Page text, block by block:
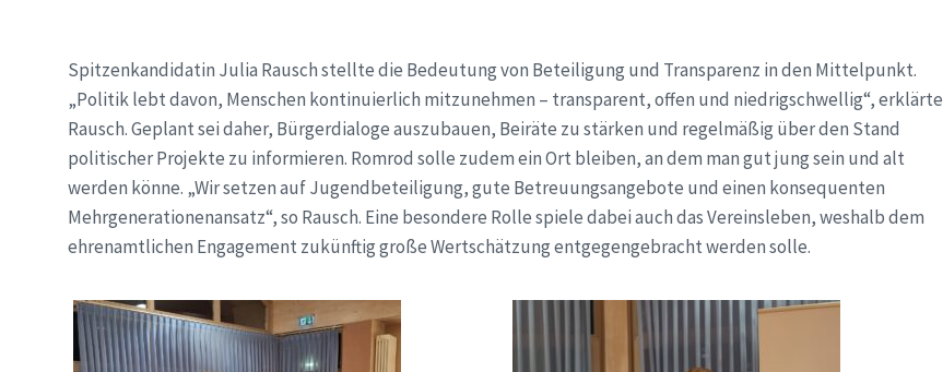
Spitzenkandidatin Julia Rausch stellte die Bedeutung von Beteiligung und Transparenz in den Mittelpunkt.
„Politik lebt davon, Menschen kontinuierlich mitzunehmen – transparent, offen und niedrigschwellig“, erklärte
Rausch. Geplant sei daher, Bürgerdialoge auszubauen, Beiräte zu stärken und regelmäßig über den Stand
politischer Projekte zu informieren. Romrod solle zudem ein Ort bleiben, an dem man gut jung sein und alt
werden könne. „Wir setzen auf Jugendbeteiligung, gute Betreuungsangebote und einen konsequenten
Mehrgenerationenansatz“, so Rausch. Eine besondere Rolle spiele dabei auch das Vereinsleben, weshalb dem
ehrenamtlichen Engagement zukünftig große Wertschätzung entgegengebracht werden solle.